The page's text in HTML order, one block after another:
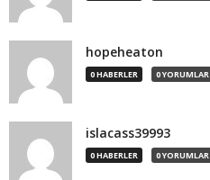
hopeheaton
0 HABERLER 0 YORUMLAR
islacass39993
0 HABERLER 0 YORUMLAR